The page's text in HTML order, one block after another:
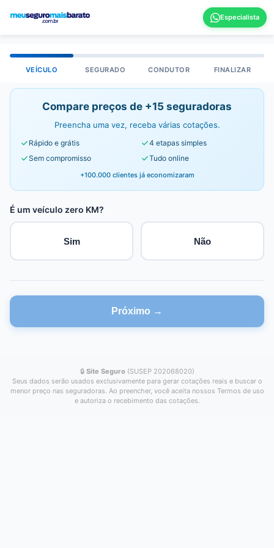
VEÍCULO SEGURADO CONDUTOR FINALIZAR
Compare preços de +15 seguradoras
Preencha uma vez, receba várias cotações.
Rápido e grátis
4 etapas simples
Sem compromisso
Tudo online
+100.000 clientes já economizaram
É um veículo zero KM?
Sim Não
Próximo →
🔒 Site Seguro (SUSEP 202068020)
Seus dados serão usados exclusivamente para gerar cotações reais e buscar o
menor preço nas seguradoras. Ao preencher, você aceita nossos Termos de uso
e autoriza o recebimento das cotações.